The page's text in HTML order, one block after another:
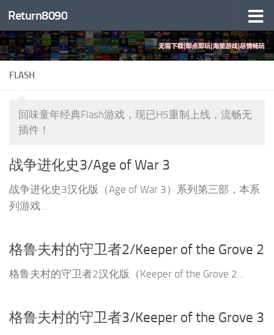
跳至内容
Return8090
FLASH
回味童年经典Flash游戏，现已H5重制上线，流畅无
插件！
战争进化史3/Age of War 3
战争进化史3汉化版（Age of War 3）系列第三部，本系
列游戏...
格鲁夫村的守卫者2/Keeper of the Grove 2
格鲁夫村的守卫者2汉化版（Keeper of the Grove 2...
格鲁夫村的守卫者3/Keeper of the Grove 3